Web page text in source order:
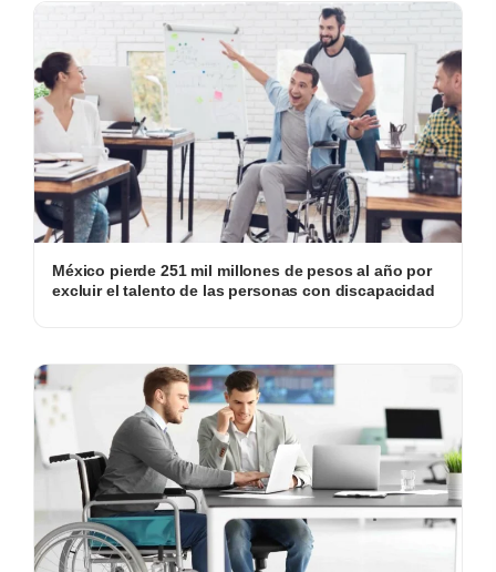
México pierde 251 mil millones de pesos al año por
excluir el talento de las personas con discapacidad